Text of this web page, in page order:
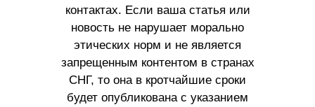
контактах. Если ваша статья или
новость не нарушает морально
этических норм и не является
запрещенным контентом в странах
СНГ, то она в кротчайшие сроки
будет опубликована с указанием